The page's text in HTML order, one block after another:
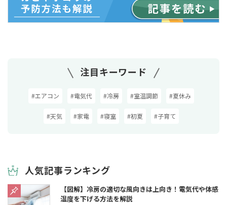
注目キーワード
#エアコン #電気代 #冷房 #室温調節 #夏休み
#天気 #家電 #寝室 #初夏 #子育て
人気記事ランキング
【図解】冷房の適切な風向きは上向き！電気代や体感
温度を下げる方法を解説